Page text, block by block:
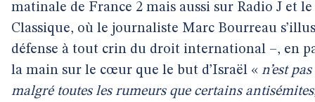
matinale de France 2 mais aussi sur Radio J et
Classique, où le journaliste Marc Bourreau
défense à tout crin du droit international –, en
la main sur le cœur que le but d’Israël « n’est
malgré toutes les rumeurs que certains